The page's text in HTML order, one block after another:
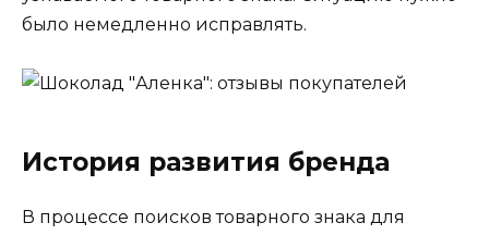
было немедленно исправлять.
История развития бренда
В процессе поисков товарного знака для